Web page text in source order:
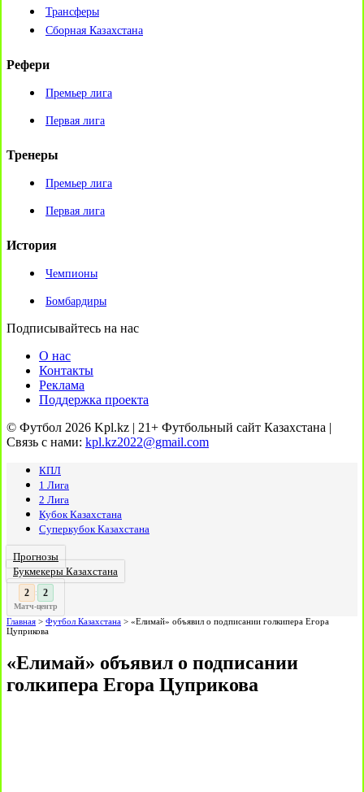
Трансферы
Сборная Казахстана
Рефери
Премьер лига
Первая лига
Тренеры
Премьер лига
Первая лига
История
Чемпионы
Бомбардиры
Подписывайтесь на нас
О нас
Контакты
Реклама
Поддержка проекта
© Футбол 2026 Kpl.kz | 21+ Футбольный сайт Казахстана |
Связь с нами: kpl.kz2022@gmail.com
КПЛ
1 Лига
2 Лига
Кубок Казахстана
Суперкубок Казахстана
Прогнозы
Букмекеры Казахстана
3
:
Матч-центр
Главная > Футбол Казахстана > «Елимай» объявил о подписании голкипера Егора
Цуприкова
«Елимай» объявил о подписании
голкипера Егора Цуприкова